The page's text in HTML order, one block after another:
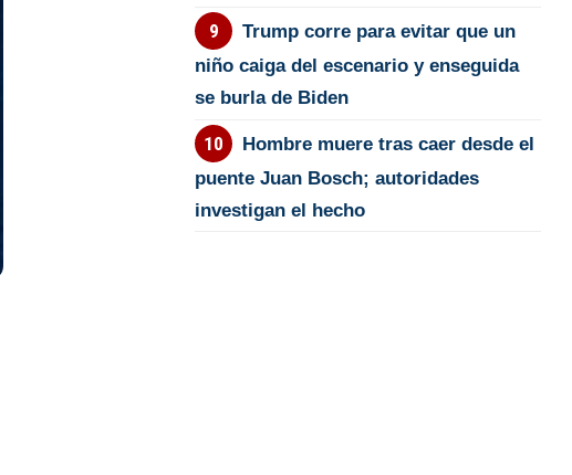
Trump corre para evitar que un
niño caiga del escenario y enseguida
se burla de Biden
Hombre muere tras caer desde el
puente Juan Bosch; autoridades
investigan el hecho